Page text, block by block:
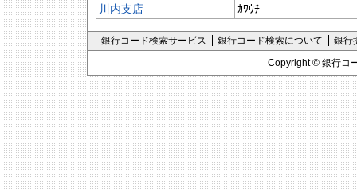
川内支店
ｶﾜｳﾁ
銀行コード検索サービス 銀行コード検索について
銀行
Copyright © 銀行コ